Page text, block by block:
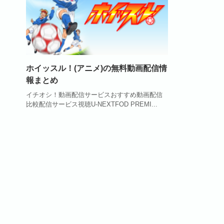
ホイッスル！(アニメ)の無料動画配信情
報まとめ
イチオシ！動画配信サービスおすすめ動画配信
比較配信サービス視聴U-NEXTFOD PREMI...